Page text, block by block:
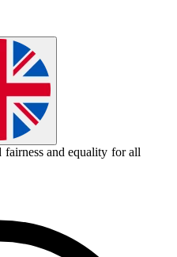
and equality for all